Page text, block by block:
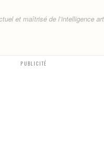
et maîtrisé de l’intelligence
PUBLICITÉ